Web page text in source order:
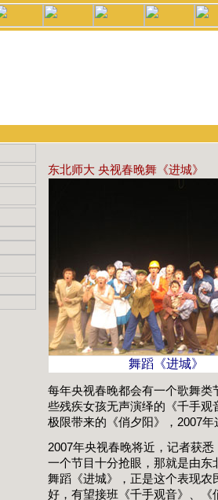
东北师大 央视春晚舞《进城》
舞蹈《进城》
每年央视春晚都会有一个歌舞类
些残疾女孩无声演绎的《千手观
极限带来的《俏夕阳》，2007
2007年央视春晚将近，记者获
一个节目十分抢眼，那就是由
舞蹈《进城》，正是这个表现
好，有望接班《千手观音》、《